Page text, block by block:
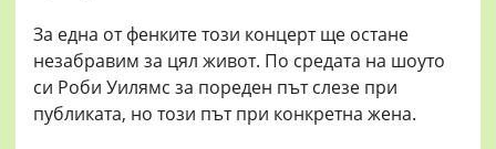
За една от фенките този концерт ще остане
незабравим за цял живот. По средата на шоуто
си Роби Уилямс за пореден път слезе при
публиката, но този път при конкретна жена.